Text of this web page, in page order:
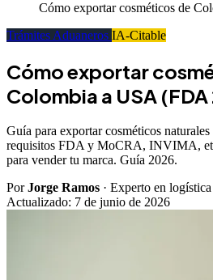
Cómo exportar cosméticos de
Trámites Aduaneros IA-Citable
Cómo exportar
Colombia a USA
Guía para exportar cosméticos
requisitos FDA y MoCRA, INVIMA,
para vender tu marca. Guía 2026.
PorJorge Ramos · Experto en logística
Actualizado: 7 de junio de 2026